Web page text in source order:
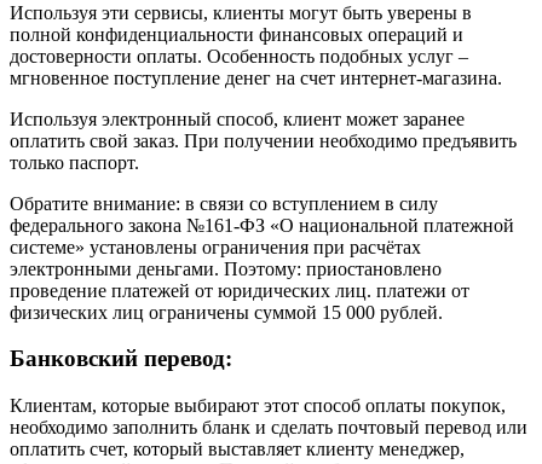
Используя эти сервисы, клиенты могут быть уверены в
полной конфиденциальности финансовых операций и
достоверности оплаты. Особенность подобных услуг –
мгновенное поступление денег на счет интернет-магазина.
Используя электронный способ, клиент может заранее
оплатить свой заказ. При получении необходимо предъявить
только паспорт.
Обратите внимание: в связи со вступлением в силу
федерального закона №161-ФЗ «О национальной платежной
системе» установлены ограничения при расчётах
электронными деньгами. Поэтому: приостановлено
проведение платежей от юридических лиц. платежи от
физических лиц ограничены суммой 15 000 рублей.
Банковский перевод:
Клиентам, которые выбирают этот способ оплаты покупок,
необходимо заполнить бланк и сделать почтовый перевод или
оплатить счет, который выставляет клиенту менеджер,